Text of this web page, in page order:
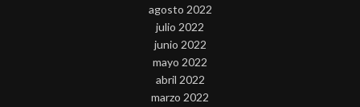
agosto 2022
julio 2022
junio 2022
mayo 2022
abril 2022
marzo 2022